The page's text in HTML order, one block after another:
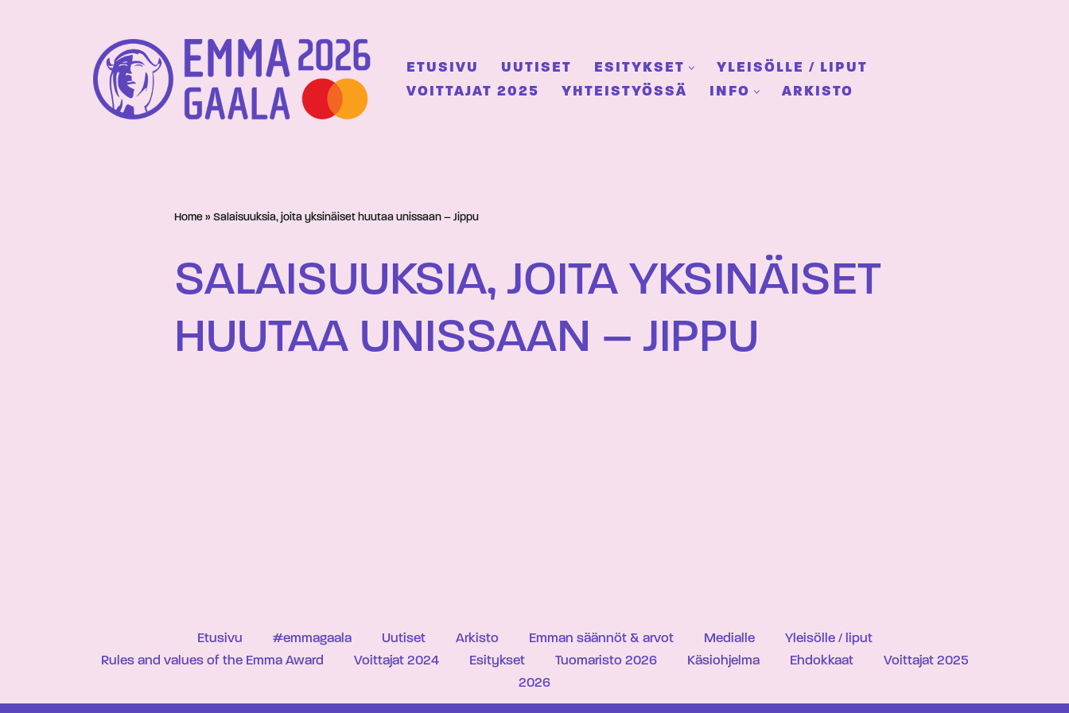
ETUSIVU UUTISET ESITYKSET
YLEISÖLLE / LIPUT
VOITTAJAT 2025
YHTEISTYÖSSÄ INFO ARKISTO
Home » Salaisuuksia, joita yksinäiset huutaa unissaan – Jippu
SALAISUUKSIA, JOITA YKSINÄISET
HUUTAA UNISSAAN – JIPPU
Etusivu #emmagaala Uutiset Arkisto Emman säännöt & arvot Medialle
Yleisölle / liput
Rules and values of the Emma Award
Voittajat 2024 Esitykset Tuomaristo 2026 Käsiohjelma Ehdokkaat
Voittajat 2025
2026